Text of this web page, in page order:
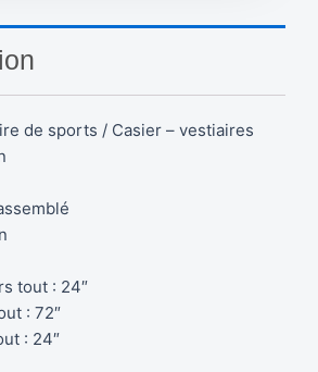
de sports / Casier – vestiaires
tout : 24″
: 72″
: 24″